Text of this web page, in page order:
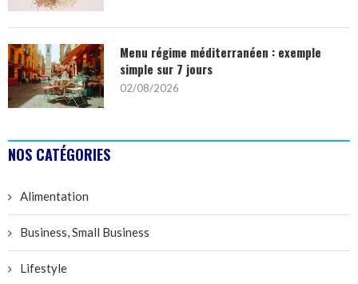
Menu régime méditerranéen : exemple
simple sur 7 jours
02/08/2026
NOS CATÉGORIES
Alimentation
Business, Small Business
Lifestyle